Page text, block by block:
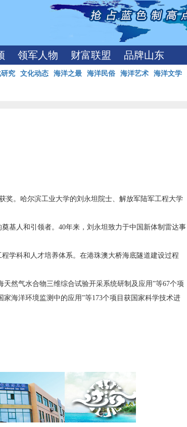
领军人物 财富联盟 品牌山东
究 文化动态 海洋之最 海洋民俗 海洋艺术 海洋文学
。哈尔滨工业大学的刘永坦院士、解放军陆军工程大学
人和引领者。40年来，刘永坦致力于中国新体制雷达事
科和人才培养体系。在港珠澳大桥海底隧道建设过程
然气水合物三维综合试验开采系统研制及应用”等67个项
海洋环境监测中的应用”等173个项目获国家科学技术进